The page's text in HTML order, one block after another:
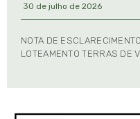
30 de julho de 2026
NOTA DE
LOTEAMENTO TERRAS DE